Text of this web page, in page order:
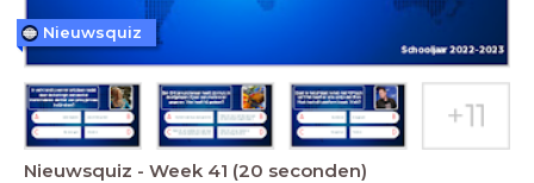
Nieuwsquiz - Week 41 (20 seconden)
Nieuwsquiz